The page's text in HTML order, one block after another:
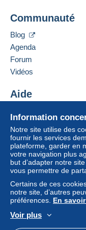
paiement
vendeur à
entraîner des
Si les conditions
considérer
conditions de
que définies
Les achats
suivant la
vendeur.
Droit de
l’acheteur.
Pour connaître
remboursement
104 Albion Mill,
Norwich.
Ajouter ce
Contacter le
Information
Notre site utilise des
fournir les services
plateforme, garder en
votre navigation plus
but d’adapter notre
vous permettre de
Certains de ces
notre site, d’autres
préférences. En
Voir plus
Communauté
Blog
Agenda
Forum
Vidéos
Aide
Acheter sur Delcampe
Vendre sur Delcampe
Un site sécurisé